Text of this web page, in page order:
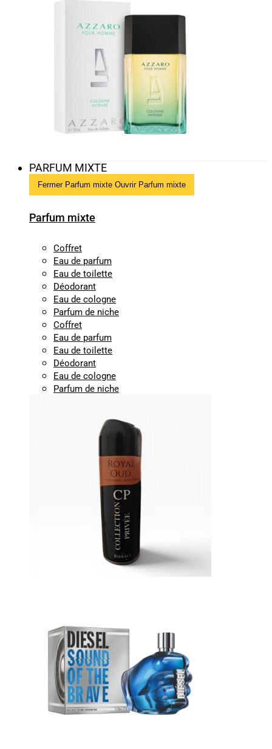
PARFUM MIXTE
Fermer Parfum mixte Ouvrir Parfum mixte
Parfum mixte
Coffret
Eau de parfum
Eau de toilette
Déodorant
Eau de cologne
Parfum de niche
Coffret
Eau de parfum
Eau de toilette
Déodorant
Eau de cologne
Parfum de niche